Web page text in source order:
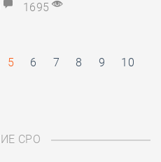
1695
5 6 7 8 9 10
СРО